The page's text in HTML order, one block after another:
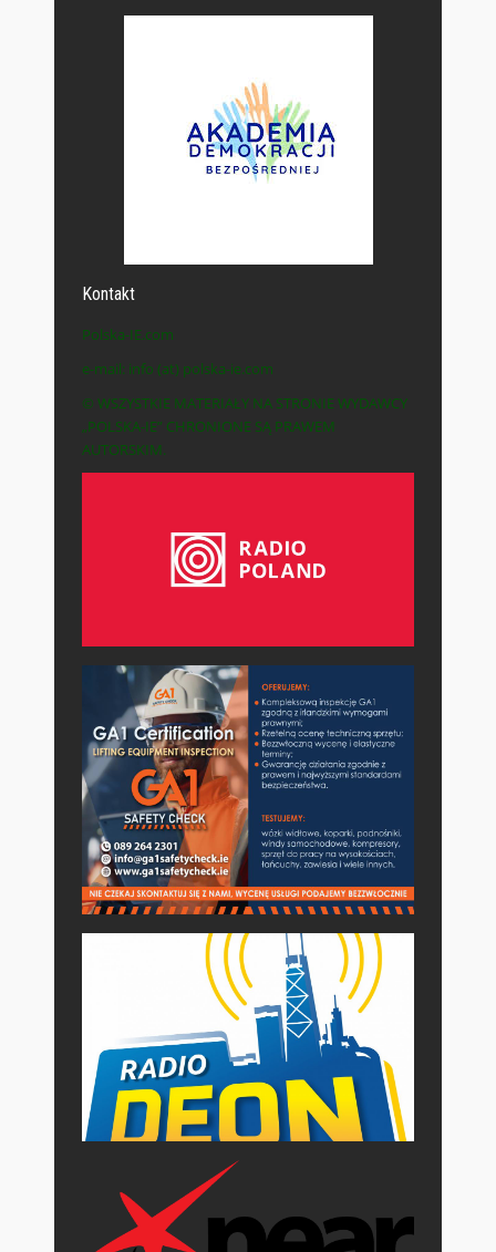
Kontakt
Polska-IE.com
e-mail: info (at) polska-ie.com
© WSZYSTKIE MATERIAŁY NA STRONIE WYDAWCY
„POLSKA-IE” CHRONIONE SĄ PRAWEM
AUTORSKIM.